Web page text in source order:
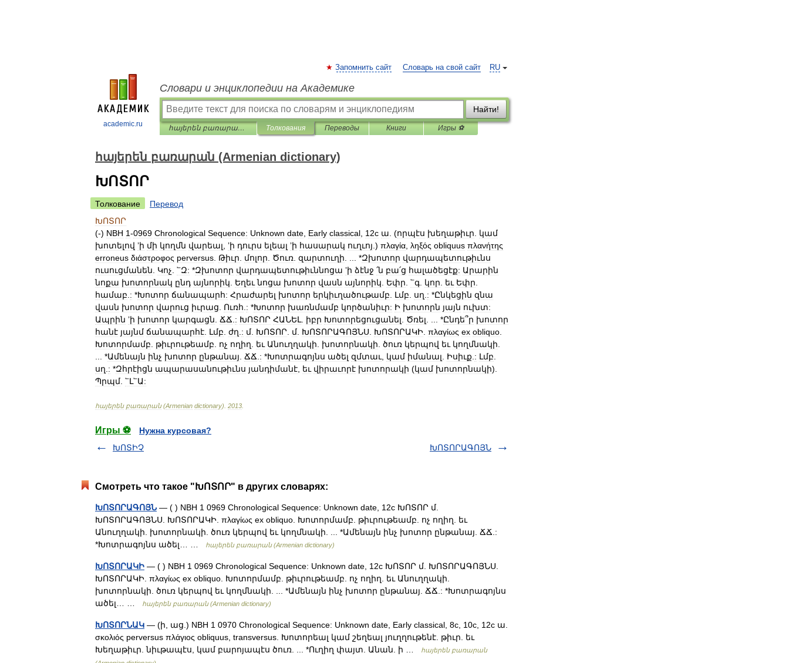
academic.ru
RU
Запомнить сайт Словарь на свой сайт
Словари и энциклопедии на Академике
Найти!
հայերեն բառարան (Armenian dictionary) Толкования Переводы Книги Игры ⚽
հայերեն բառարան (Armenian dictionary)
ԽՈՏՈՐ
Толкование
Перевод
ԽՈՏՈՐ
(-) NBH 1-0969 Chronological Sequence: Unknown date Early classical 12c ա . (որպէս խեղաթիւր
կամ
խոտելով ʼի մի կողմն վարեալ ʼի դուրս ելեալ ʼի հասարակ ուղւոյ .) πλαγία ληξός obliquus πλανήτης
erroneus διάστροφος perversus Թիւր մոլոր Ծուռ զարտուղի . ... *Զխոտոր վարդապետութիւնս
ուսուցմանեն
Կոչ ՟Զ: *Զխոտոր վարդապետութիւննոցա ʼի ձէնջ ՛ն բա՛ց հալածեցէք: Արարին
նոքա խոտորնակ ընդ այնորիկ Եղեւ նոցա խոտոր վասն այնորիկ Եփր ՟գ կոր եւ Եփր
համաբ : *Խոտոր ճանապարհ: Հրաժարել խոտոր երկիւղածութամբ Լմբ սղ : *Ընկեցին զնա
վասն խոտոր վարուց իւրաց Ուռհ : *Խոտոր խառնմամբ կործանիւր: Ի խոտորն յայն ուխտ:
Ապրին ʼի խոտոր կարգացն ՃՃ : ԽՈՏՈՐ ՀԱՆԵԼ. իբր Խոտորեցուցանել Ծռել . ... *Ընդե՞ր խոտոր
հանէ յայնմ ճանապարհէ Լմբ ժղ : մ ԽՈՏՈՐ մ ԽՈՏՈՐԱԳՈՅՆՍ ԽՈՏՈՐԱԿԻ πλαγίως ex obliquo
Խոտորմամբ
թիւրութեամբ ոչ ողիղ եւ Անուղղակի խոտորնակի ծուռ կերպով եւ կողմնակի
... *Ամենայն ինչ խոտոր ընթանայ ՃՃ : *Խոտրագոյնս ածել զմտաւ կամ իմանալ Իսիւք : Լմբ
սղ : *Զհրէիցն ապարասանութիւնս յանդիմանէ եւ վիրաւորէ խոտորակի (կամ խոտորնակի).
Պրպմ ՟Լ՟Ա:
հայերեն բառարան(Armenian dictionary) 2013
Игры ⚽
Нужна курсовая?
ԽՈՏԻՉ
ԽՈՏՈՐԱԳՈՅՆ
Смотреть что такое "ԽՈՏՈՐ" в других словарях:
ԽՈՏՈՐԱԳՈՅՆ — ( ) NBH 1 0969 Chronological Sequence: Unknown date, 12c ԽՈՏՈՐ մ.
ԽՈՏՈՐԱԳՈՅՆՍ. ԽՈՏՈՐԱԿԻ. πλαγίως ex obliquo. Խոտորմամբ. թիւրութեամբ. ոչ ողիղ. եւ
Անուղղակի. խոտորնակի. ծուռ կերպով եւ կողմնակի. ... *Ամենայն ինչ խոտոր ընթանայ. ՃՃ.:
*Խոտրագոյնս ածել… …
հայերեն բառարան (Armenian dictionary)
ԽՈՏՈՐԱԿԻ — ( ) NBH 1 0969 Chronological Sequence: Unknown date, 12c ԽՈՏՈՐ մ. ԽՈՏՈՐԱԳՈՅՆՍ.
ԽՈՏՈՐԱԿԻ. πλαγίως ex obliquo. Խոտորմամբ. թիւրութեամբ. ոչ ողիղ. եւ Անուղղակի.
խոտորնակի. ծուռ կերպով եւ կողմնակի. ... *Ամենայն ինչ խոտոր ընթանայ. ՃՃ.: *Խոտրագոյնս
ածել… …
հայերեն բառարան (Armenian dictionary)
ԽՈՏՈՐՆԱԿ — (ի, աց.) NBH 1 0970 Chronological Sequence: Unknown date, Early classical, 8c, 10c, 12c ա.
σκολιός perversus πλάγιος obliquus, transversus. Խոտորեալ կամ շեղեալ յուղղութենէ. թիւր. եւ
Խեղաթիւր. նիւթապէս, կամ բարոյապէս ծուռ. ... *Ուղիղ փայտ. Անան. ի …
հայերեն բառարան